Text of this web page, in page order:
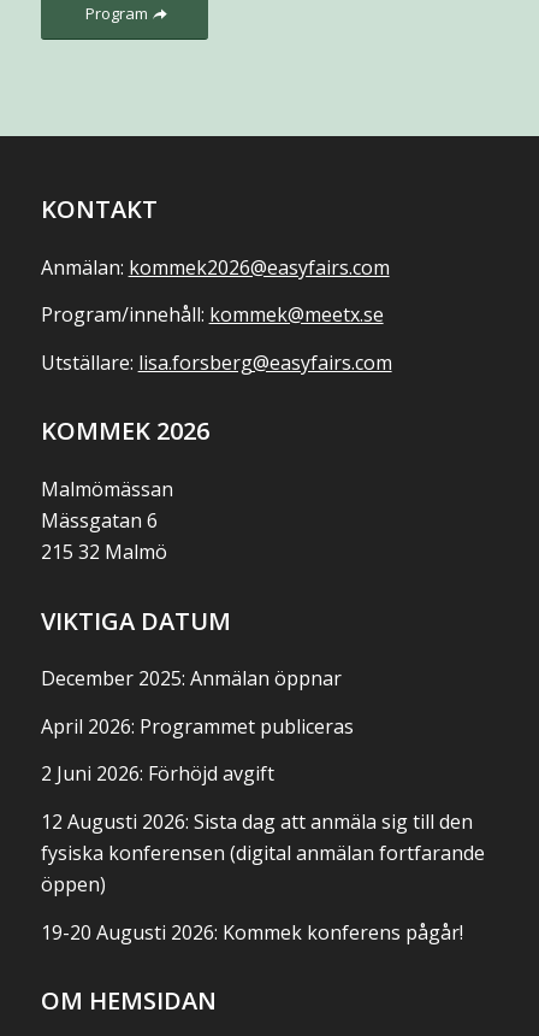
Program
KONTAKT
Anmälan: kommek2026@easyfairs.com
Program/innehåll: kommek@meetx.se
Utställare: lisa.forsberg@easyfairs.com
KOMMEK 2026
Malmömässan
Mässgatan 6
215 32 Malmö
VIKTIGA DATUM
December 2025: Anmälan öppnar
April 2026: Programmet publiceras
2 Juni 2026: Förhöjd avgift
12 Augusti 2026: Sista dag att anmäla sig till den
fysiska konferensen (digital anmälan fortfarande
öppen)
19-20 Augusti 2026: Kommek konferens pågår!
OM HEMSIDAN